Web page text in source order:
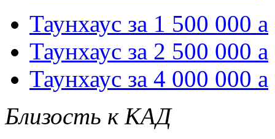
Таунхаус за 1 500 000 a
Таунхаус за 2 500 000 a
Таунхаус за 4 000 000 a
Близость к КАД